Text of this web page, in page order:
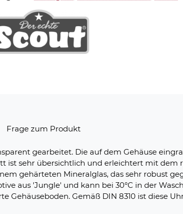
Frage zum Produkt
gearbeitet. Die auf dem Gehäuse
ist sehr übersichtlich und erleichtert mit dem
gehärteten Mineralglas, das sehr robust
aus 'Jungle' und kann bei 30°C in der
Gehäuseboden. Gemäß DIN 8310 ist diese